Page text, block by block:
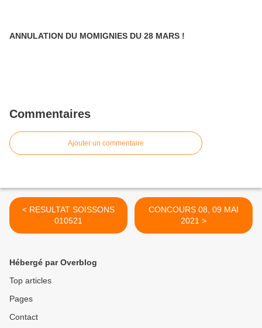
ANNULATION DU MOMIGNIES DU 28 MARS !
Commentaires
Ajouter un commentaire
< RESULTAT SOISSONS
010521
CONCOURS 08, 09 MAI
2021 >
Hébergé par Overblog
Top articles
Pages
Contact